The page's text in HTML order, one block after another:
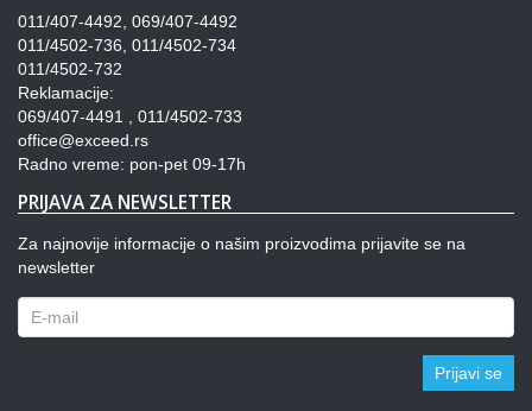
011/407-4492, 069/407-4492
011/4502-736, 011/4502-734
011/4502-732
Reklamacije:
069/407-4491 , 011/4502-733
office@exceed.rs
Radno vreme: pon-pet 09-17h
PRIJAVA ZA NEWSLETTER
Za najnovije informacije o našim proizvodima prijavite se na
newsletter
Prijavi se